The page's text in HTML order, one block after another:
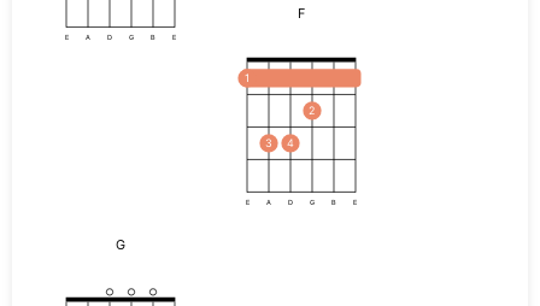
E A D G B E
F
1
3 4
2
E A D G B E
G